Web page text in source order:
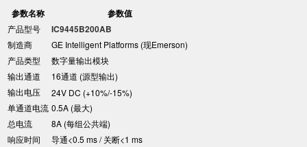
参数名称 参数值
产品型号 ​IC9445B200AB​
制造商
GE Intelligent Platforms (现Emerson)
产品类型
数字量输出模块
输出通道
16通道 (源型输出)
输出电压
24V DC (+10%/-15%)
单通道电流 0.5A (最大)
总电流
8A (每组公共端)
响应时间
导通<0.5 ms / 关断<1 ms